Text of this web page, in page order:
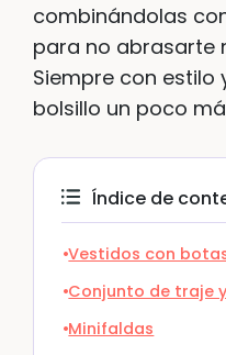
combinándolas
para no abrasarte
Siempre con estilo
bolsillo un poco
Índice de
Vestidos con
Conjunto de traje
Minifaldas